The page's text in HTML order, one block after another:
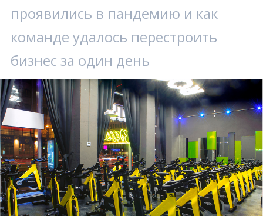
проявились в пандемию и как
команде удалось перестроить
бизнес за один день